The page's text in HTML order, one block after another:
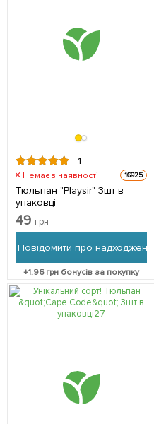
1
Немає в наявності 16925
Тюльпан "Playsir" 3шт в
упаковці
49 грн
Повідомити про надходження
+1.96грн бонусів за покупку